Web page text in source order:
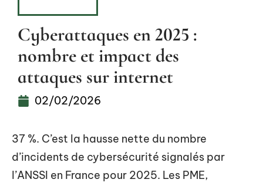
Cyberattaques en 2025 :
nombre et impact des
attaques sur internet
02/02/2026
37 %. C’est la hausse nette du nombre
d’incidents de cybersécurité signalés par
l’ANSSI en France pour 2025. Les PME,